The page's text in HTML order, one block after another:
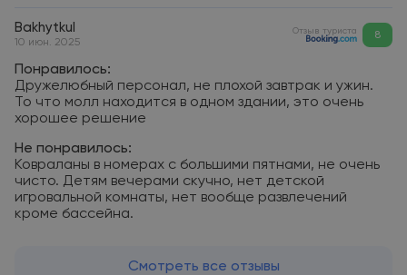
Bakhytkul
10 июн. 2025
Отзыв туриста 8
Понравилось:
Дружелюбный персонал, не плохой завтрак и ужин.
То что молл находится в одном здании, это очень
хорошее решение
Не понравилось:
Ковраланы в номерах с большими пятнами, не очень
чисто. Детям вечерами скучно, нет детской
игровальной комнаты, нет вообще развлечений
кроме бассейна.
Смотреть все отзывы